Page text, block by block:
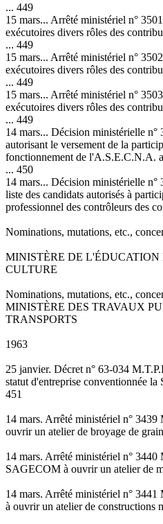
... 449
15 mars... Arrêté ministériel n°
exécutoires divers rôles des
... 449
15 mars... Arrêté ministériel n°
exécutoires divers rôles des
... 449
15 mars... Arrêté ministériel n°
exécutoires divers rôles des
... 449
14 mars... Décision ministérielle
autorisant le versement de la
fonctionnement de l'A.S.E.C.N.A.
... 450
14 mars... Décision ministérielle
liste des candidats autorisés à
professionnel des contrôleurs des
Nominations, mutations, etc.,
MINISTÈRE DE
CULTURE
Nominations, mutations, etc.,
MINISTÈRE DES TRAVAUX
TRANSPORTS
1963
25 janvier. Décret n° 63-034
statut d'entreprise conventionnée
451
14 mars. Arrêté ministériel n°
ouvrir un atelier de broyage de
14 mars. Arrêté ministériel n° 3440
SAGECOM à ouvrir un atelier de
14 mars. Arrêté ministériel n°
à ouvrir un atelier de constructions